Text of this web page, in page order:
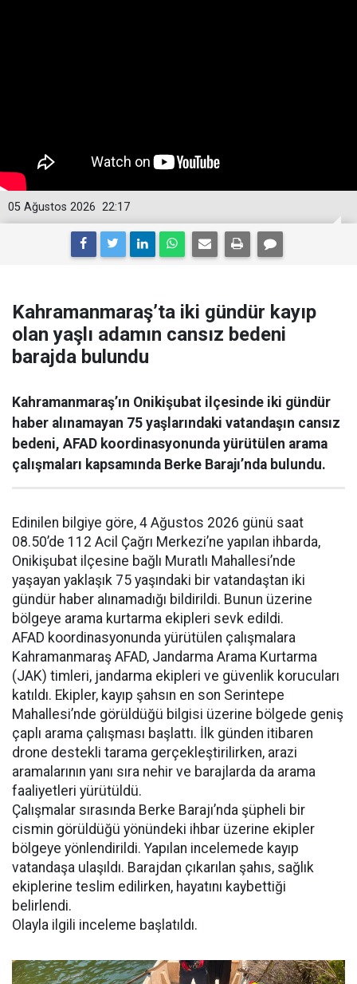
22:17
05 Ağustos 2026
Kahramanmaraş’ta iki gündür kayıp
olan yaşlı adamın cansız bedeni
barajda bulundu
Kahramanmaraş’ın Onikişubat ilçesinde iki gündür
haber alınamayan 75 yaşlarındaki vatandaşın cansız
bedeni, AFAD koordinasyonunda yürütülen arama
çalışmaları kapsamında Berke Barajı’nda bulundu.
Edinilen bilgiye göre, 4 Ağustos 2026 günü saat
08.50’de 112 Acil Çağrı Merkezi’ne yapılan ihbarda,
Onikişubat ilçesine bağlı Muratlı Mahallesi’nde
yaşayan yaklaşık 75 yaşındaki bir vatandaştan iki
gündür haber alınamadığı bildirildi. Bunun üzerine
bölgeye arama kurtarma ekipleri sevk edildi.
AFAD koordinasyonunda yürütülen çalışmalara
Kahramanmaraş AFAD, Jandarma Arama Kurtarma
(JAK) timleri, jandarma ekipleri ve güvenlik korucuları
katıldı. Ekipler, kayıp şahsın en son Serintepe
Mahallesi’nde görüldüğü bilgisi üzerine bölgede geniş
çaplı arama çalışması başlattı. İlk günden itibaren
drone destekli tarama gerçekleştirilirken, arazi
aramalarının yanı sıra nehir ve barajlarda da arama
faaliyetleri yürütüldü.
Çalışmalar sırasında Berke Barajı’nda şüpheli bir
cismin görüldüğü yönündeki ihbar üzerine ekipler
bölgeye yönlendirildi. Yapılan incelemede kayıp
vatandaşa ulaşıldı. Barajdan çıkarılan şahıs, sağlık
ekiplerine teslim edilirken, hayatını kaybettiği
belirlendi.
Olayla ilgili inceleme başlatıldı.